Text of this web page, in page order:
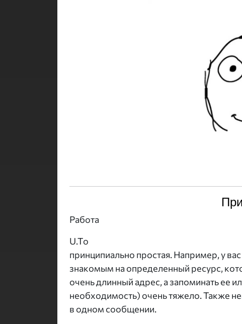
Работа
U.To
принципиально простая. Например, у
знакомым на определенный ресурс,
очень длинный адрес, а запоминать ее
необходимость) очень тяжело. Также
в одном сообщении.